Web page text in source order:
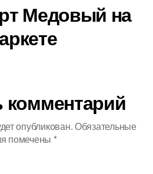
Медовый на
комментарий
опубликован.Обязательные
помечены *